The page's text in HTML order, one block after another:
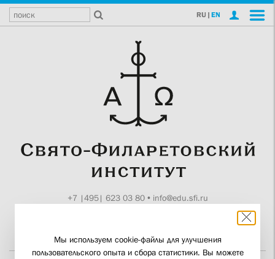
RU | EN
+7 |495| 623 03 80• info@edu.sfi.ru
Мы используем cookie-файлы для улучшения
пользовательского опыта и сбора статистики. Вы можете